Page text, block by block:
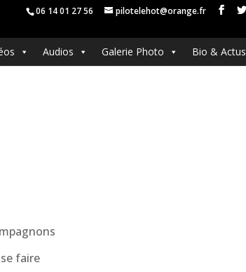
06 14 01 27 56 pilotelehot@orange.fr
Audios Galerie Photo Bio & Actus
faire